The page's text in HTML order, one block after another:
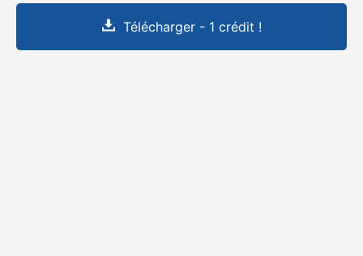
Télécharger - 1 crédit !